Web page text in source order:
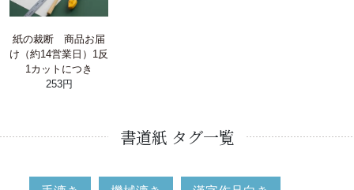
紙の裁断 商品お届
け（約14営業日）1反
1カットにつき
253円
書道紙 タグ一覧